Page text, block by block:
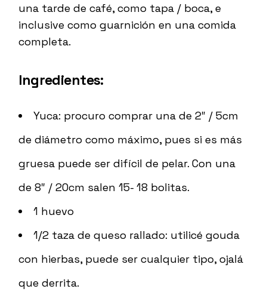
una tarde de café, como tapa / boca, e
inclusive como guarnición en una comida
completa.
Ingredientes:
Yuca: procuro comprar una de 2″ / 5cm
de diámetro como máximo, pues si es más
gruesa puede ser difícil de pelar. Con una
de 8″ / 20cm salen 15- 18 bolitas.
1 huevo
1/2 taza de queso rallado: utilicé gouda
con hierbas, puede ser cualquier tipo, ojalá
que derrita.